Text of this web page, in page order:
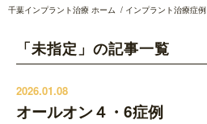
千葉インプラント治療 ホーム インプラント治療症例
「未指定」の記事一覧
2026.01.08
オールオン４・6症例